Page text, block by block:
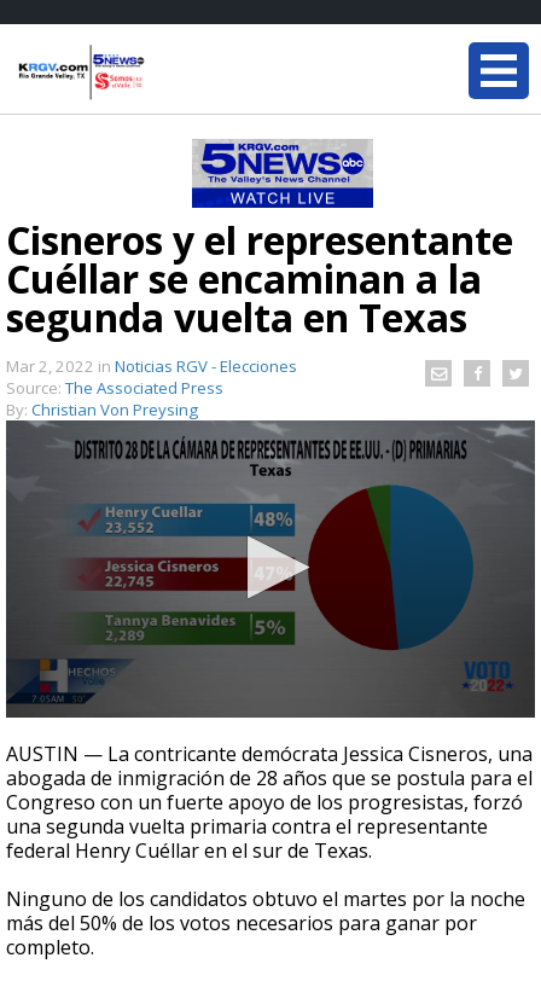
Cisneros y el representante
Cuéllar se encaminan a la
segunda vuelta en Texas
Mar 2, 2022 in Noticias RGV - Elecciones
Source: The Associated Press
By: Christian Von Preysing
seconds
of
2
minutes,
40
seconds
AUSTIN — La contricante demócrata Jessica Cisneros, una
abogada de inmigración de 28 años que se postula para el
Congreso con un fuerte apoyo de los progresistas, forzó
una segunda vuelta primaria contra el representante
federal Henry Cuéllar en el sur de Texas.
Ninguno de los candidatos obtuvo el martes por la noche
más del 50% de los votos necesarios para ganar por
completo.